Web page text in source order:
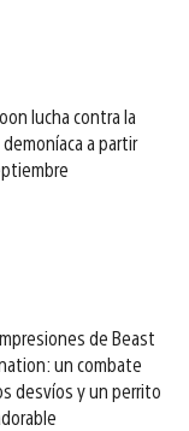
lucha contra la
a partir
de Beast
un combate
desvíos y un perrito